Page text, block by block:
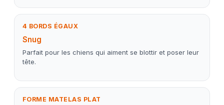
4 BORDS ÉGAUX
Snug
Parfait pour les chiens qui aiment se blottir et poser leur
tête.
FORME MATELAS PLAT